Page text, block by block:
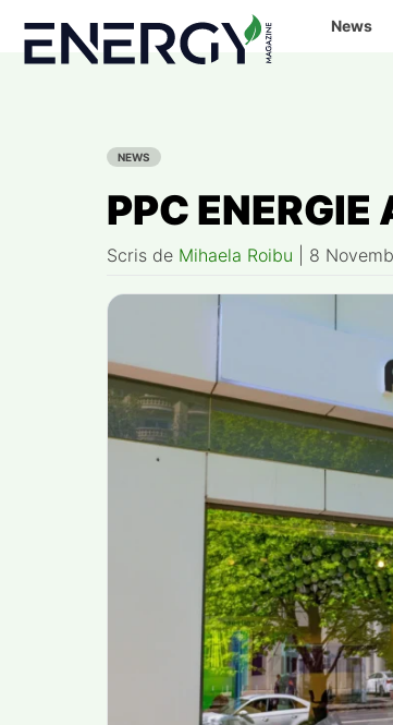
content
News
NEWS
PPC
Scris de Mihaela Roibu 8